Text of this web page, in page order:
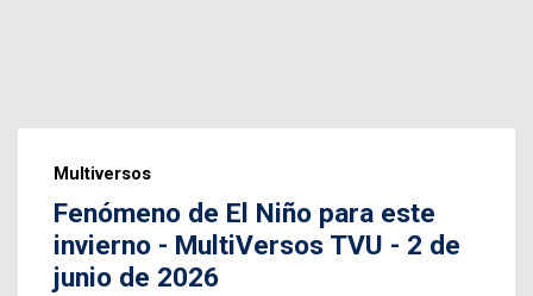
Multiversos
Fenómeno de El Niño para este
invierno - MultiVersos TVU - 2 de
junio de 2026